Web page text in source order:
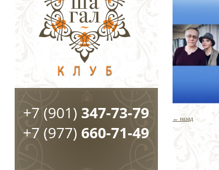
← назад
+7 (901) 347-73-79
+7 (977) 660-71-49